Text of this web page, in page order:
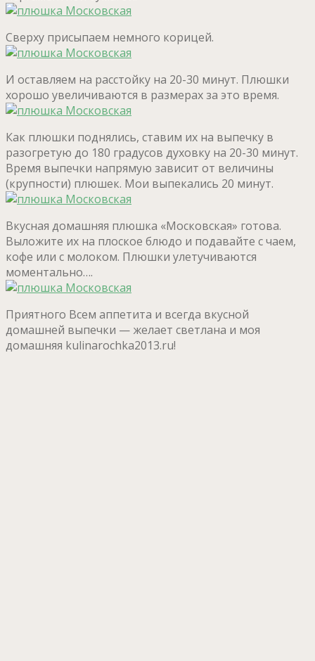
Сверху присыпаем немного корицей.
И оставляем на расстойку на 20-30 минут. Плюшки
хорошо увеличиваются в размерах за это время.
Как плюшки поднялись, ставим их на выпечку в
разогретую до 180 градусов духовку на 20-30 минут.
Время выпечки напрямую зависит от величины
(крупности) плюшек. Мои выпекались 20 минут.
Вкусная домашняя плюшка «Московская» готова.
Выложите их на плоское блюдо и подавайте с чаем,
кофе или с молоком. Плюшки улетучиваются
моментально….
Приятного Всем аппетита и всегда вкусной
домашней выпечки — желает светлана и моя
домашняя kulinarochka2013.ru!